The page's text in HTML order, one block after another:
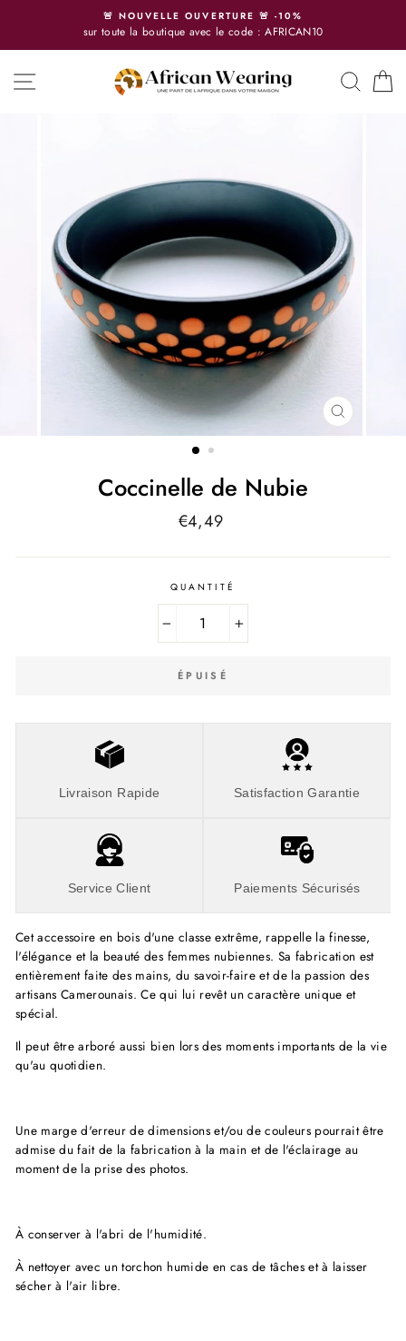
contenu
🚨 NOUVELLE OUVERTURE 🚨 -10%
sur toute la boutique avec le code : AFRICAN10
NAVIGATION
FERMER
(ESC)
Coccinelle de Nubie
Prix
€4,49
QUANTITÉ
+
ÉPUISÉ
Livraison Rapide Satisfaction Garantie
Service Client Paiements Sécurisés
Cet accessoire en bois d'une classe extrême, rappelle la finesse,
l'élégance et la beauté des femmes nubiennes. Sa fabrication est
entièrement faite des mains, du savoir-faire et de la passion des
artisans Camerounais. Ce qui lui revêt un caractère unique et
spécial.
Il peut être arboré aussi bien lors des moments importants de la vie
qu'au quotidien.
Une marge d'erreur de dimensions et/ou de couleurs pourrait être
admise du fait de la fabrication à la main et de l'éclairage au
moment de la prise des photos.
À conserver à l'abri de l'humidité.
À nettoyer avec un torchon humide en cas de tâches et à laisser
sécher à l'air libre.